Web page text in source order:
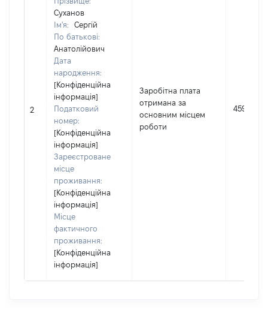
2
Суханов
Ім'я:
Сергій
По батькові:
Анатолійович
Дата
народження:
[Конфіденційна
інформація]
Податковий
номер:
[Конфіденційна
інформація]
Зареєстроване
місце
проживання:
[Конфіденційна
інформація]
Місце
фактичного
проживання:
[Конфіденційна
інформація]
Заробітна плата
отримана за
основним місцем
роботи
45903